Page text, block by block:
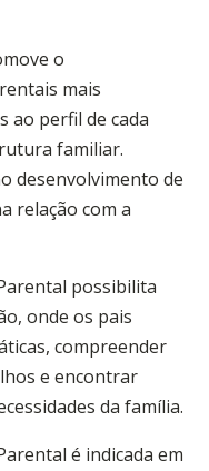
o
mais
ao perfil de cada
familiar.
desenvolvimento de
relação com a
possibilita
onde os pais
compreender
e encontrar
da família.
é indicada em